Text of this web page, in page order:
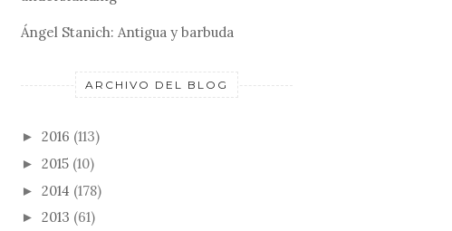
DIVING BOARD
NOS GUSTEN LOS L...
Ángel Stanich: Antigua y barbuda
ARCHIVO DEL BLOG
► 2016 (113)
► 2015 (10)
► 2014 (178)
► 2013 (61)